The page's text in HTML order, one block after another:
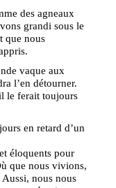
des agneaux
grandi sous le
que nous
vaque aux
l’en détourner.
le ferait toujours
en retard d’un
éloquents pour
que nous vivions,
nous nous